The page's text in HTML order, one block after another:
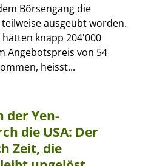
Börsengang die
ausgeübt worden.
knapp 204'000
Angebotspreis von 54
heisst...
der Yen-
die USA: Der
Zeit, die